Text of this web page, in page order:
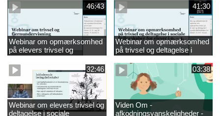
46:43
Webinar om opmærksomhed
på elevers trivsel og
fællesskaber i
fjernundervisning 5. – 9. og
10. klasse
41:30
Webinar om opmærksomhed
på trivsel og deltagelse i
sociale fællesskaber for
elever i 0.-4. klasse
32:46
Webinar om elevers trivsel og
deltagelse i sociale
03:38
Viden Om -
afkodningsvanskeligheder -